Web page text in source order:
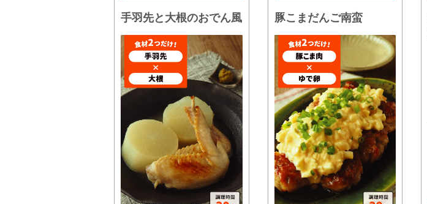
手羽先と大根のおでん風 豚こまだんご南蛮